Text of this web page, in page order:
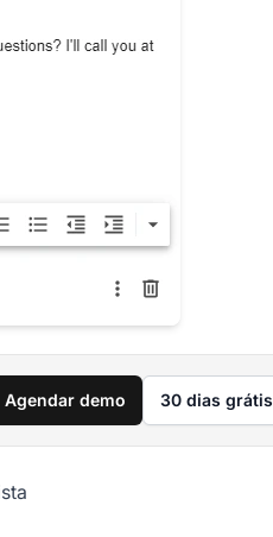
Agendar demo 30 dias grátis